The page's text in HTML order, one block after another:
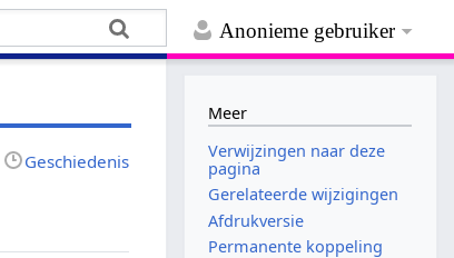
Anonieme gebruiker
Geschiedenis
Meer
Verwijzingen naar deze
pagina
Gerelateerde wijzigingen
Afdrukversie
Permanente koppeling